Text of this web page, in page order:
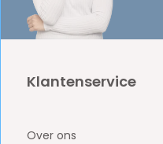
Klantenservice
Over ons